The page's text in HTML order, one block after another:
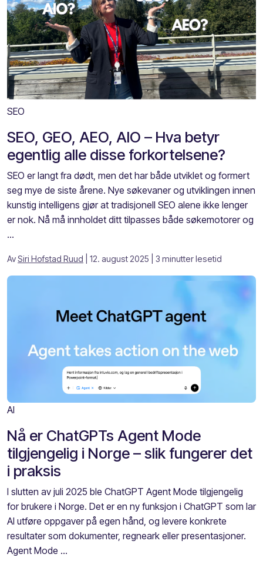
SEO
SEO, GEO, AEO, AIO – Hva betyr
egentlig alle disse forkortelsene?
SEO er langt fra dødt, men det har både utviklet og formert
seg mye de siste årene. Nye søkevaner og utviklingen innen
kunstig intelligens gjør at tradisjonell SEO alene ikke lenger
er nok. Nå må innholdet ditt tilpasses både søkemotorer og
...
AvSiri Hofstad Ruud | 12. august 2025 | 3 minutter lesetid
AI
Nå er ChatGPTs Agent Mode
tilgjengelig i Norge – slik fungerer det
i praksis
I slutten av juli 2025 ble ChatGPT Agent Mode tilgjengelig
for brukere i Norge. Det er en ny funksjon i ChatGPT som lar
AI utføre oppgaver på egen hånd, og levere konkrete
resultater som dokumenter, regneark eller presentasjoner.
Agent Mode ...